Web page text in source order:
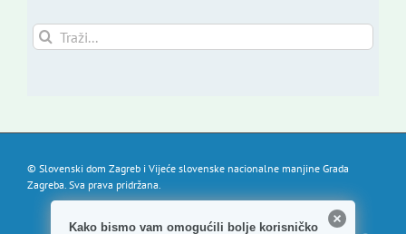
Traži...
© Slovenski dom Zagreb i Vijeće slovenske nacionalne manjine Grada
Zagreba. Sva prava pridržana.
Kako bismo vam omogućili bolje korisničko